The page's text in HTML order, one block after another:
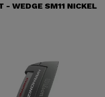
- WEDGE SM11 NICKEL